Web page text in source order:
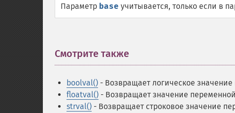
Параметр base учитывается, только если в
Смотрите также
boolval() - Возвращает логическое
floatval() - Возвращает значение
strval() - Возвращает строковое значение